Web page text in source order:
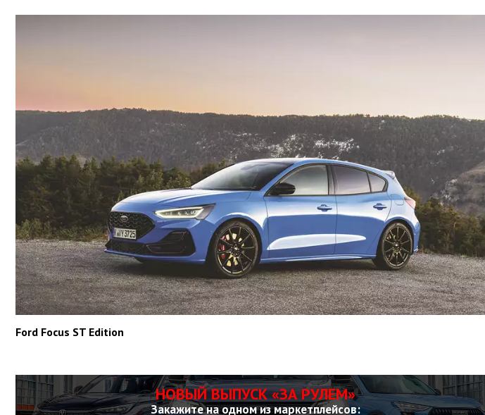
Ford Focus ST Edition
НОВЫЙ ВЫПУСК «ЗА РУЛЕМ»
Закажите на одном из маркетплейсов: